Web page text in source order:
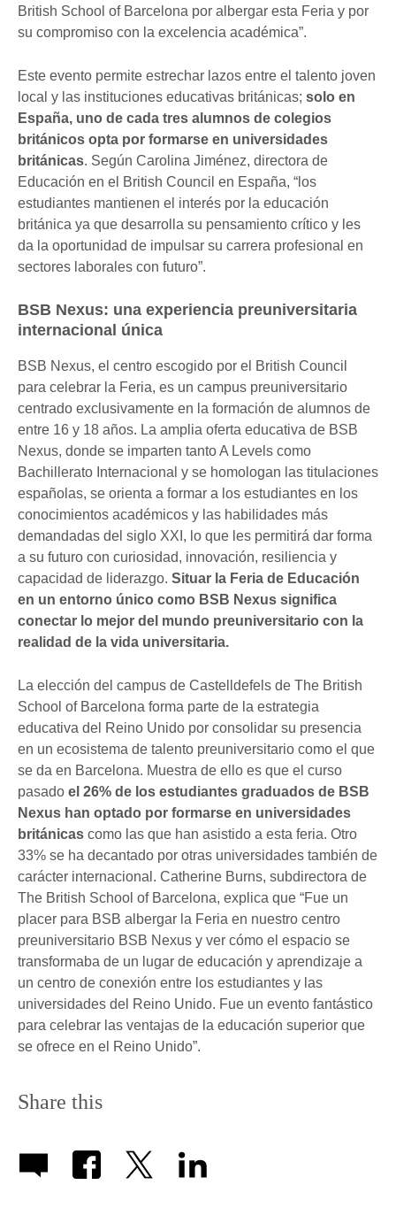
British School of Barcelona por albergar esta Feria y por
su compromiso con la excelencia académica”.
Este evento permite estrechar lazos entre el talento joven
local y las instituciones educativas británicas; solo en
España, uno de cada tres alumnos de colegios
británicos opta por formarse en universidades
británicas. Según Carolina Jiménez, directora de
Educación en el British Council en España, “los
estudiantes mantienen el interés por la educación
británica ya que desarrolla su pensamiento crítico y les
da la oportunidad de impulsar su carrera profesional en
sectores laborales con futuro”.
BSB Nexus: una experiencia preuniversitaria
internacional única
BSB Nexus, el centro escogido por el British Council
para celebrar la Feria, es un campus preuniversitario
centrado exclusivamente en la formación de alumnos de
entre 16 y 18 años. La amplia oferta educativa de BSB
Nexus, donde se imparten tanto A Levels como
Bachillerato Internacional y se homologan las titulaciones
españolas, se orienta a formar a los estudiantes en los
conocimientos académicos y las habilidades más
demandadas del siglo XXI, lo que les permitirá dar forma
a su futuro con curiosidad, innovación, resiliencia y
capacidad de liderazgo. Situar la Feria de Educación
en un entorno único como BSB Nexus significa
conectar lo mejor del mundo preuniversitario con la
realidad de la vida universitaria.
La elección del campus de Castelldefels de The British
School of Barcelona forma parte de la estrategia
educativa del Reino Unido por consolidar su presencia
en un ecosistema de talento preuniversitario como el que
se da en Barcelona. Muestra de ello es que el curso
pasado el 26% de los estudiantes graduados de BSB
Nexus han optado por formarse en universidades
británicas como las que han asistido a esta feria. Otro
33% se ha decantado por otras universidades también de
carácter internacional. Catherine Burns, subdirectora de
The British School of Barcelona, explica que “Fue un
placer para BSB albergar la Feria en nuestro centro
preuniversitario BSB Nexus y ver cómo el espacio se
transformaba de un lugar de educación y aprendizaje a
un centro de conexión entre los estudiantes y las
universidades del Reino Unido. Fue un evento fantástico
para celebrar las ventajas de la educación superior que
se ofrece en el Reino Unido”.
Share this